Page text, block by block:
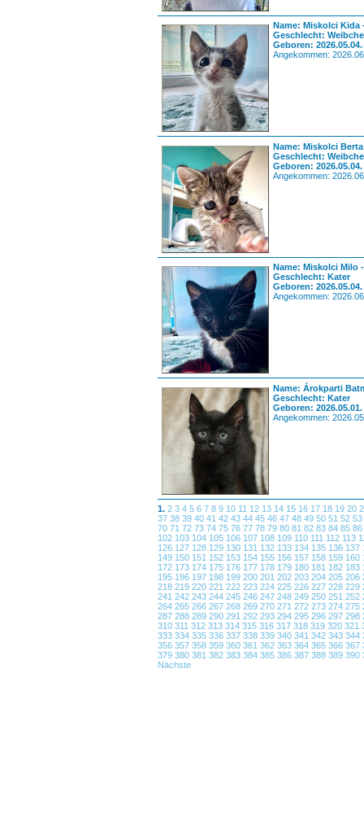
Name: Miskolci Kida
Geschlecht:
Geboren: 2026.05.04.
Angekommen:
Name: Miskolci
Geschlecht:
Geboren: 2026.05.04.
Angekommen:
Name: Miskolci Milo
Geschlecht: Kater
Geboren: 2026.05.04.
Angekommen:
Name: Árokparti
Geschlecht: Kater
Geboren: 2026.05.01.
Angekommen:
1. 2 3 4 5 6 7 8 9 10 11 12 13 14 15 16 17 18 19 20
37 38 39 40 41 42 43 44 45 46 47 48 49 50 51 52 53
70 71 72 73 74 75 76 77 78 79 80 81 82 83 84 85 86
102 103 104 105 106 107 108 109 110 111 112 113
126 127 128 129 130 131 132 133 134 135 136 137
149 150 151 152 153 154 155 156 157 158 159 160
172 173 174 175 176 177 178 179 180 181 182 183
195 196 197 198 199 200 201 202 203 204 205 206
218 219 220 221 222 223 224 225 226 227 228 229
241 242 243 244 245 246 247 248 249 250 251 252
264 265 266 267 268 269 270 271 272 273 274 275
287 288 289 290 291 292 293 294 295 296 297 298
310 311 312 313 314 315 316 317 318 319 320 321
333 334 335 336 337 338 339 340 341 342 343 344
356 357 358 359 360 361 362 363 364 365 366 367
379 380 381 382 383 384 385 386 387 388 389 390
Nächste